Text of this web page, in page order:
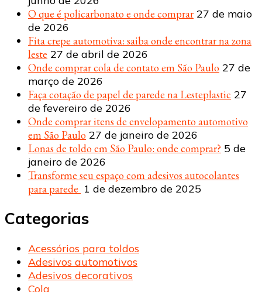
O que é policarbonato e onde comprar 27 de maio
de 2026
Fita crepe automotiva: saiba onde encontrar na zona
leste 27 de abril de 2026
Onde comprar cola de contato em São Paulo 27 de
março de 2026
Faça cotação de papel de parede na Lesteplastic 27
de fevereiro de 2026
Onde comprar itens de envelopamento automotivo
em São Paulo 27 de janeiro de 2026
Lonas de toldo em São Paulo: onde comprar? 5 de
janeiro de 2026
Transforme seu espaço com adesivos autocolantes
para parede 1 de dezembro de 2025
Categorias
Acessórios para toldos
Adesivos automotivos
Adesivos decorativos
Cola